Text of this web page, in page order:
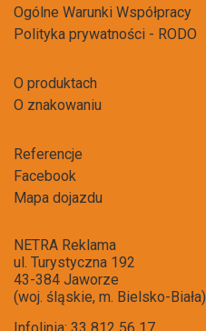
Ogólne Warunki Współpracy
Polityka prywatności - RODO
O produktach
O znakowaniu
Referencje
Facebook
Mapa dojazdu
NETRA Reklama
ul. Turystyczna 192
43-384 Jaworze
(woj. śląskie, m. Bielsko-Biała)